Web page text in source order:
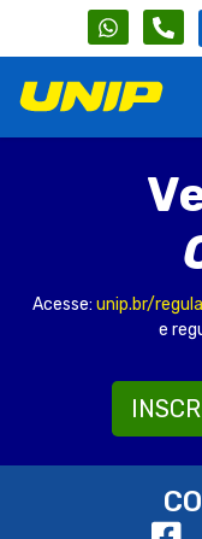
Acesse: unip.br/
e